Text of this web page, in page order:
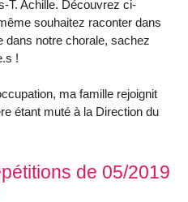
T. Achille. Découvrez ci-
souhaitez raconter dans
dans notre chorale, sachez
!
ma famille rejoignit
étant muté à la Direction du
de 05/2019